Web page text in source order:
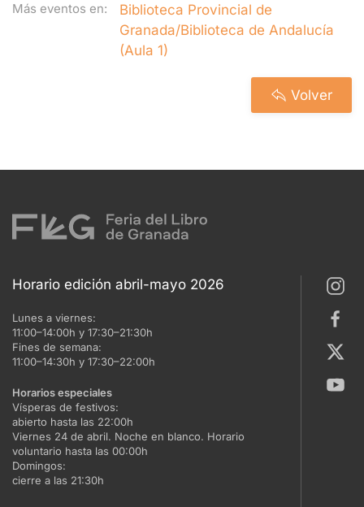
Más eventos en:
Biblioteca Provincial de
Granada/Biblioteca de Andalucía
(Aula 1)
Volver
Horario edición abril-mayo 2026
Lunes a viernes:
11:00–14:00h y 17:30–21:30h
Fines de semana:
11:00–14:30h y 17:30–22:00h
Horarios especiales
Vísperas de festivos:
abierto hasta las 22:00h
Viernes 24 de abril. Noche en blanco. Horario
voluntario hasta las 00:00h
Domingos:
cierre a las 21:30h